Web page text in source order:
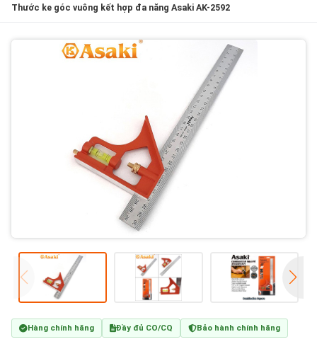
Thước ke góc vuông kết hợp đa năng Asaki AK-2592
Hàng chính hãng Đầy đủ CO/CQ Bảo hành chính hãng